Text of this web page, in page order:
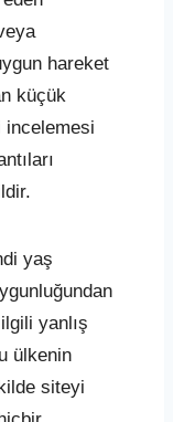
hareket
küçük
yaş
yanlış
ülkenin
siteyi